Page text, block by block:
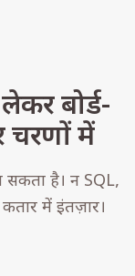
बोर्ड-
चरणों में
सकता है। न SQL,
में इंतज़ार।